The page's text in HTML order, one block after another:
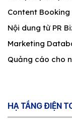
Content Booking
Nội dung từ PR
Marketing
Quảng cáo cho
HẠ TẦNG ĐIỆN